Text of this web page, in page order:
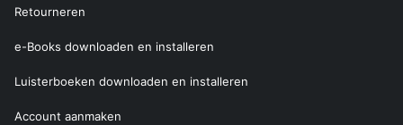
Retourneren
e-Books downloaden en installeren
Luisterboeken downloaden en installeren
Account aanmaken